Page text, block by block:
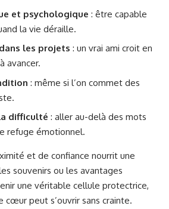
et psychologique : être capable
la vie déraille.
les projets : un vrai ami croit en
avancer.
: même si l’on commet des
difficulté : aller au-delà des mots
refuge émotionnel.
et de confiance nourrit une
souvenirs ou les avantages
une véritable cellule protectrice,
cœur peut s’ouvrir sans crainte.